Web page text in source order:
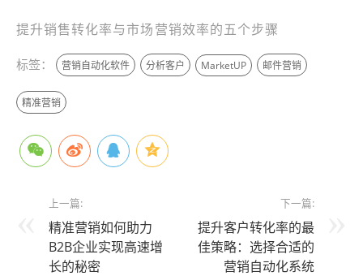
提升销售转化率与市场营销效率的五个步骤
标签： 营销自动化软件 分析客户 MarketUP 邮件营销
精准营销
上一篇:
精准营销如何助力
B2B企业实现高速增
长的秘密
下一篇:
提升客户转化率的最
佳策略：选择合适的
营销自动化系统